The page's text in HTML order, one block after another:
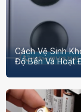
Cách Vệ Sinh
Độ Bền Và Hoạt